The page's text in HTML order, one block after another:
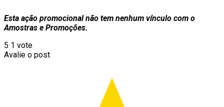
Esta ação promocional não tem nenhum vínculo com o
Amostras e Promoções.
5 1 vote
Avalie o post